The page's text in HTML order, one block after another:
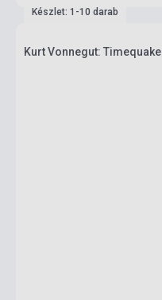
Készlet: 1-10 darab
Kurt Vonnegut: Timequake